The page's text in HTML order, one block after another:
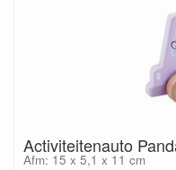
Activiteitenauto
Afm: 15 x 5,1 x 11 cm